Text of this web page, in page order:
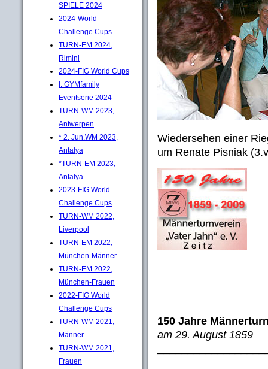
SPIELE 2024
2024-World
Challenge Cups
TURN-EM 2024,
Rimini
2024-FIG World Cups
I. GYMfamily
Eventserie 2024
TURN-WM 2023,
Antwerpen
* 2. Jun.WM 2023,
Antalya
*TURN-EM 2023,
Antalya
2023-FIG World
Challenge Cups
TURN-WM 2022,
Liverpool
TURN-EM 2022,
München-Männer
TURN-EM 2022,
München-Frauen
2022-FIG World
Challenge Cups
TURN-WM 2021,
Männer
TURN-WM 2021,
Frauen
Wiedersehen einer
um Renate Pisniak
150 Jahre
am 29. August 1859